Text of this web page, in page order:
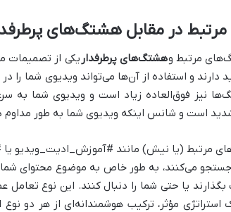
در مقابل هشتگ‌های
مرتبط وهشتگ‌های پرطرفدار یکی از تصمیمات
دارند و استفاده از آن‌ها می‌تواند ویدیوی شما
نیز فوق‌العاده زیاد است و ویدیوی شما به
است و شانس اینکه ویدیوی شما به طور مداوم
مرتبط (یا نیش) مانند #آموزش_ادیت_ویدیو یا
می‌کنند، به طور خاص به موضوع محتوای شما
بگذارند یا حتی شما را دنبال کنند. این نوع تعامل
مؤثر، ترکیب هوشمندانه‌ای از هر دو